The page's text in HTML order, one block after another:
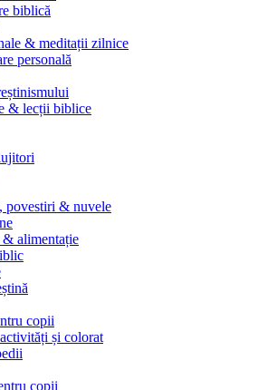
biblică
& meditații zilnice
personală
& lecții biblice
povestiri & nuvele
& alimentație
copii
și colorat
copii